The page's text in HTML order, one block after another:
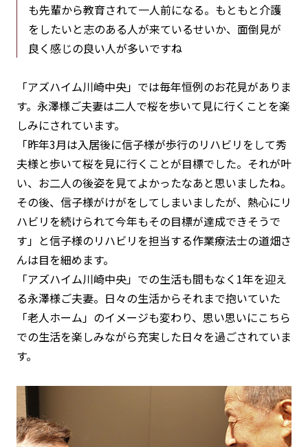
も先輩から教育されて一人前になる。もともと介護
をしたいと志のある人が来ているせいか、面倒見が
良く感じの良い人が多いですね
「アズハイム川崎中央」では毎年恒例のお花見がありま
す。永澤様ご夫妻は二人で桜を歩いて見に行くことを楽
しみにされています。
「昨年3月は入居後に信子様が歩行のリハビリをして秀
夫様と歩いて桜を見に行くことが目標でした。それが叶
い、お二人の後姿を見てよかったなあと思いましたね。
その後、信子様がけがをしてしまいましたが、熱心にリ
ハビリを続けられて今年もその目標が達成できそうで
す」と信子様のリハビリを担当する作業療法士の道畑さ
んは目を細めます。
「アズハイム川崎中央」での生活も間もなく1年を迎え
る永澤様ご夫妻。日々の生活からそれまで抱いていた
「老人ホーム」のイメージも変わり、思い思いにこちら
での生活を楽しみながら充実した日々を過ごされていま
す。